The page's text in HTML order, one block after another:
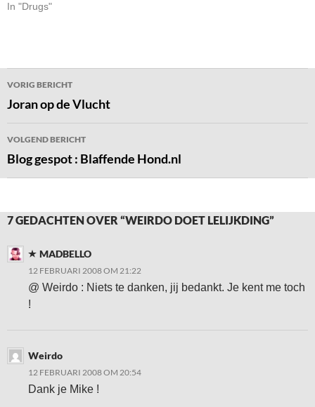
In "Drugs"
Bericht
navigatie
VORIG BERICHT
Joran op de Vlucht
VOLGEND BERICHT
Blog gespot : Blaffende Hond.nl
7 GEDACHTEN OVER “WEIRDO DOET LELIJKDING”
MADBELLO
12 FEBRUARI 2008 OM 21:22
@ Weirdo : Niets te danken, jij bedankt. Je kent me toch
!
Weirdo
12 FEBRUARI 2008 OM 20:54
Dank je Mike !